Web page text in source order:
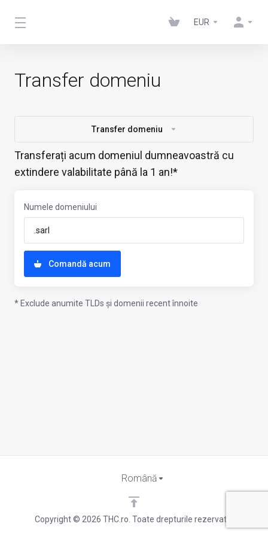
EUR
Transfer domeniu
Transfer domeniu
Transferați acum domeniul dumneavoastră cu
extindere valabilitate până la 1 an!*
Numele domeniului
Comandă acum
* Exclude anumite TLDs și domenii recent înnoite
Copyright © 2026 THC.ro. Toate drepturile rezervate.
Română